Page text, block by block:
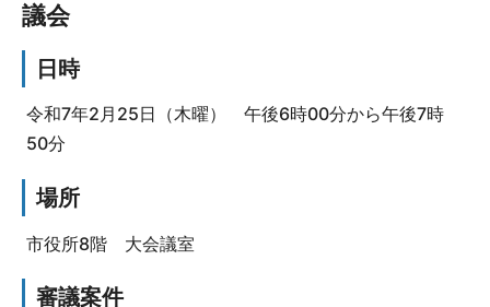
議会
日時
令和7年2月25日（木曜） 午後6時00分から午後7時
50分
場所
市役所8階 大会議室
審議案件